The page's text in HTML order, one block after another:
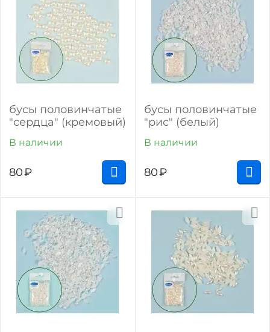
бусы половинчатые
"сердца" (кремовый)
В наличии
80₽
бусы половинчатые
"рис" (белый)
В наличии
80₽